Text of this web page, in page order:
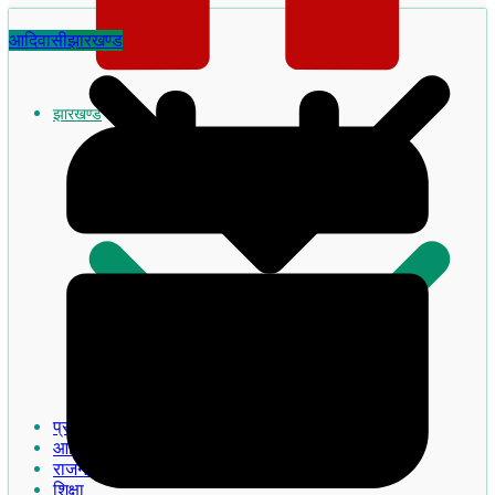
झारखण्ड
प्रमुख खबरे
आदिवासी
राजनीति
शिक्षा
आदिवासीझारखण्ड